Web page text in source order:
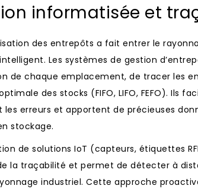
informatisée et
des entrepôts a fait entrer le
Les systèmes de gestion
de chaque emplacement, de tracer les
des stocks (FIFO, LIFO, FEFO). Ils
les erreurs et apportent de précieuses
stockage.
de solutions IoT (capteurs, étiquettes
la traçabilité et permet de détecter à
industriel. Cette approche